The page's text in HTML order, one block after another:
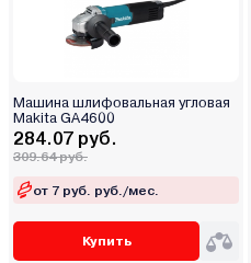
Машина шлифовальная угловая
Makita GA4600
284.07 руб.
309.64 руб.
от 7 руб. руб./мес.
Купить